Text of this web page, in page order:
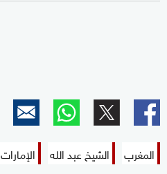
المغرب الشيخ عبد الله الإمارات